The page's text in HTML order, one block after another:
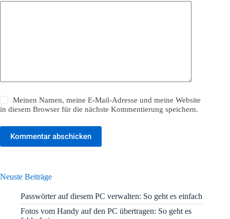
Meinen Namen, meine E-Mail-Adresse und meine Website
in diesem Browser für die nächste Kommentierung speichern.
Kommentar abschicken
Neuste Beiträge
Passwörter auf diesem PC verwalten: So geht es einfach
Fotos vom Handy auf den PC übertragen: So geht es